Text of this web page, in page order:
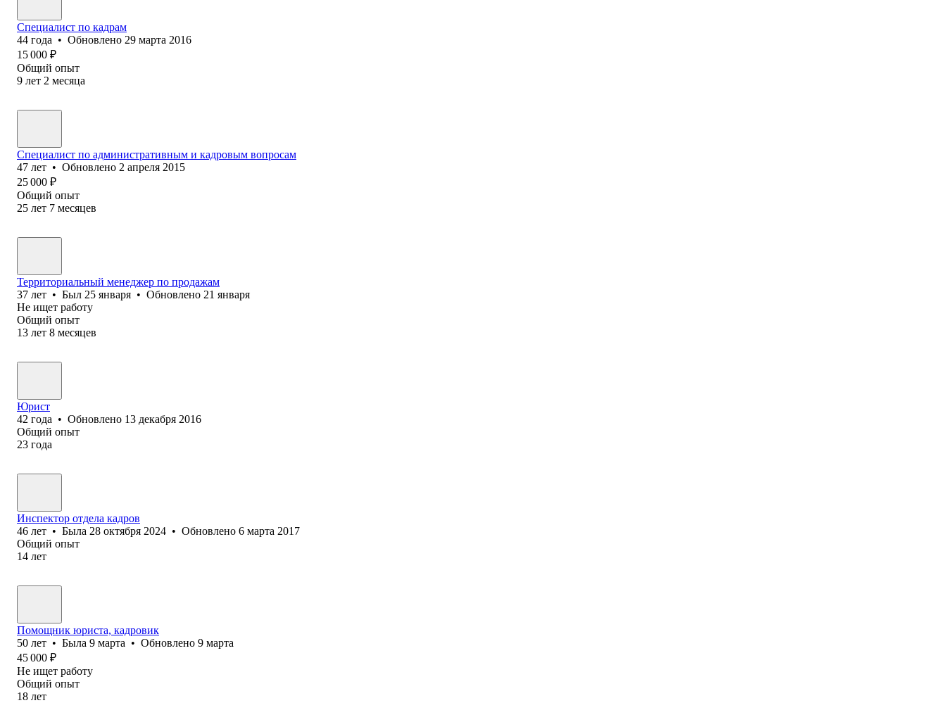
Специалист по кадрам
44 года • Обновлено 29 марта 2016
15 000 ₽
Общий опыт
9 лет 2 месяца
Специалист по административным и кадровым вопросам
47 лет • Обновлено 2 апреля 2015
25 000 ₽
Общий опыт
25 лет 7 месяцев
Территориальный менеджер по продажам
37 лет • Был 25 января • Обновлено 21 января
Не ищет работу
Общий опыт
13 лет 8 месяцев
Юрист
42 года • Обновлено 13 декабря 2016
Общий опыт
23 года
Инспектор отдела кадров
46 лет • Была 28 октября 2024 • Обновлено 6 марта 2017
Общий опыт
14 лет
Помощник юриста, кадровик
50 лет • Была 9 марта • Обновлено 9 марта
45 000 ₽
Не ищет работу
Общий опыт
18 лет